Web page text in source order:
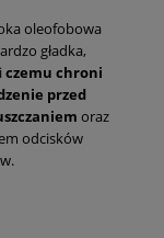
oleofobowa
gładka,
czemu chroni
przed
oraz
odcisków